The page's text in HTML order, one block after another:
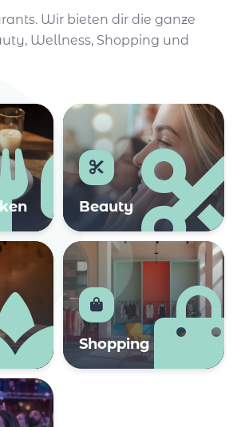
Wir bieten dir die ganze
Wellness, Shopping und
Beauty
Shopping